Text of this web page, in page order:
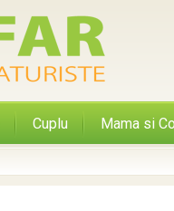
Cuplu Mama si